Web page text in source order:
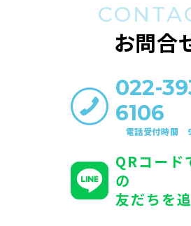
お問合
022-
6106
電話受付時間
QRコード
の
友だちを